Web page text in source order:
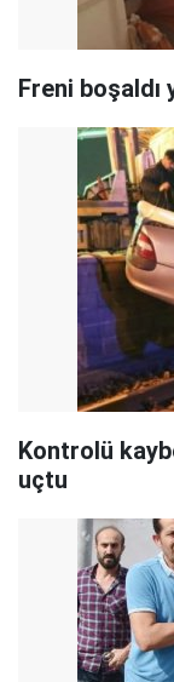
Freni boşaldı
Kontrolü
uçtu